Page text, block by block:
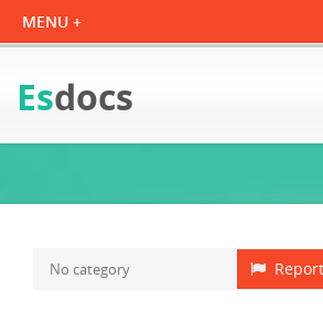
Esdocs
Report
No category